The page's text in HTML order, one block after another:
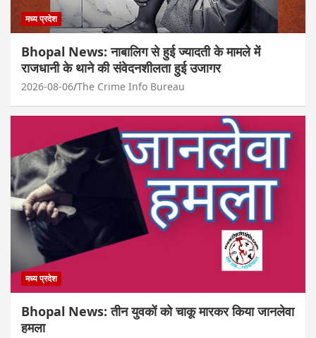
मध्य प्रदेश
Bhopal News: नाबालिग से हुई ज्यादती के मामले में
राजधानी के थाने की संवेदनशीलता हुई उजागर
2026-08-06 The Crime Info Bureau
मध्य प्रदेश
Bhopal News: तीन युवकों को चाकू मारकर किया जानलेवा
हमला